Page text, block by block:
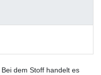
dem Stoff handelt es